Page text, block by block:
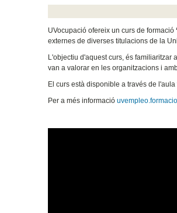
UVocupació ofereix un curs de formació
externes de diverses titulacions de la
L'objectiu d'aquest curs, és familiaritzar
van a valorar en les organitzacions i
El curs està disponible a través de
Per a més informació